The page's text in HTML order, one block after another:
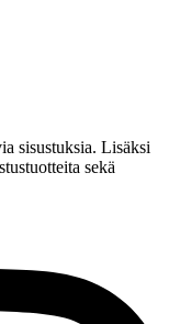
sisustuksia. Lisäksi
sekä